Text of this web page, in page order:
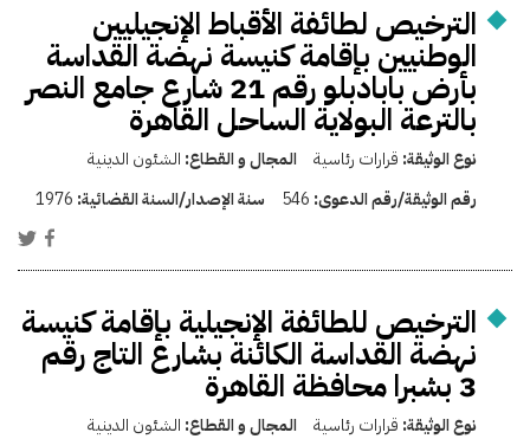
الترخيص لطائفة الأقباط الإنجيليين
الوطنيين بإقامة كنيسة نهضة القداسة
بأرض بابادبلو رقم 21 شارع جامع النصر
بالترعة البولاية الساحل القاهرة
نوع الوثيقة: قرارات رئاسية المجال و القطاع: الشئون الدينية
رقم الوثيقة/رقم الدعوى: 546 سنة الإصدار/السنة القضائية: 1976
الترخيص للطائفة الإنجيلية بإقامة كنيسة
نهضة القداسة الكائنة بشارع التاج رقم
3 بشبرا محافظة القاهرة
نوع الوثيقة: قرارات رئاسية المجال و القطاع: الشئون الدينية